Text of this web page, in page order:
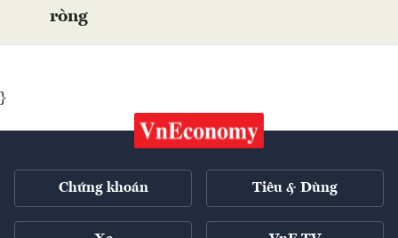
ròng
}
Chứng khoán Tiêu & Dùng